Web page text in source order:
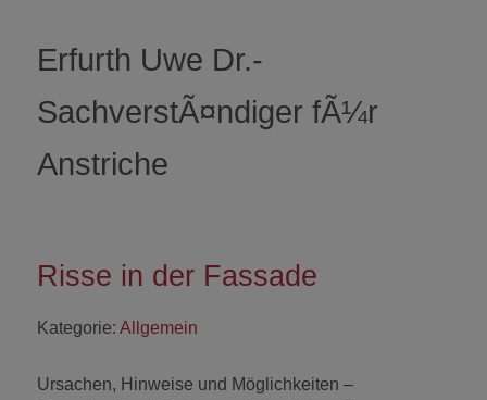
Erfurth Uwe Dr.-
SachverstÃ¤ndiger fÃ¼r
Anstriche
Risse in der Fassade
Kategorie: Allgemein
Ursachen, Hinweise und Möglichkeiten –